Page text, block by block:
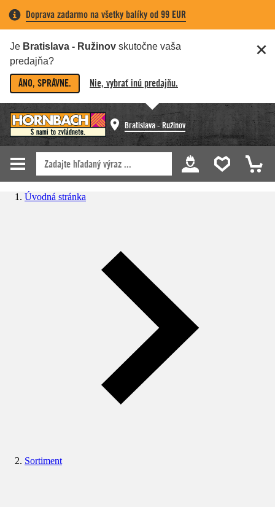
Doprava zadarmo na všetky balíky od 99 EUR
Je Bratislava - Ružinov skutočne vaša
predajňa?
ÁNO, SPRÁVNE. Nie, vybrať inú predajňu.
Bratislava - Ružinov
Úvodná stránka
Sortiment